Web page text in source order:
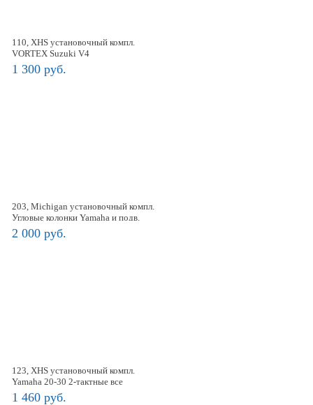
110, XHS установочный компл.
VORTEX Suzuki V4
1 300 руб.
203, Michigan установочный компл.
Угловые колонки Yamaha и подв.
моторы Yamaha
2 000 руб.
123, XHS установочный компл.
Yamaha 20-30 2-тактные все
1 460 руб.